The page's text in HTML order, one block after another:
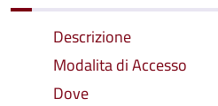
Descrizione
Modalita di Accesso
Dove